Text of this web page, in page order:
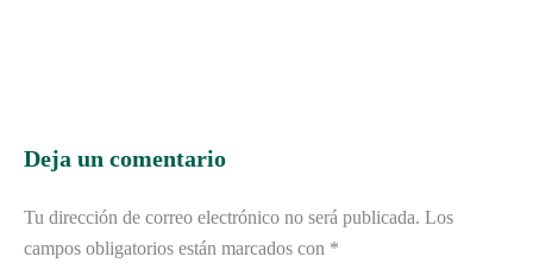
Deja un comentario
Tu dirección de correo electrónico no será publicada. Los
campos obligatorios están marcados con *